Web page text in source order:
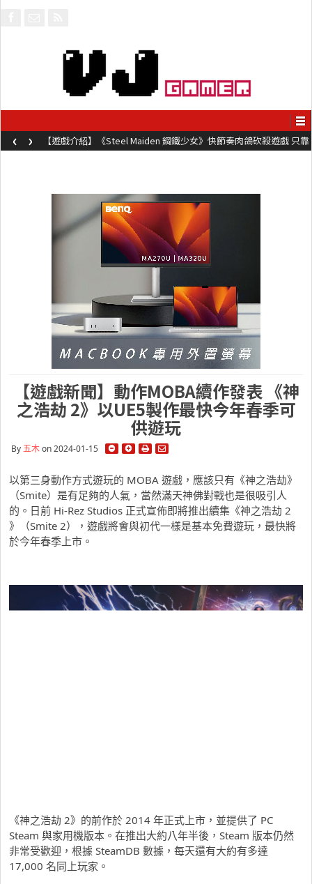
【遊戲介紹】《Steel Maiden 鋼鐵少女》快節奏肉鴿砍殺遊戲 只靠
兩鍵操作動作極致流暢試玩上架中
‹ ›
【遊戲新聞】動作MOBA續作發表 《神
之浩劫 2》以UE5製作最快今年春季可
供遊玩
By五木on 2024-01-15
以第三身動作方式遊玩的 MOBA 遊戲，應該只有《神之浩劫》
（Smite）是有足夠的人氣，當然滿天神佛對戰也是很吸引人
的。日前 Hi-Rez Studios 正式宣佈即將推出續集《神之浩劫 2
》（Smite 2），遊戲將會與初代一樣是基本免費遊玩，最快將
於今年春季上市。
《神之浩劫 2》的前作於 2014 年正式上市，並提供了 PC
Steam 與家用機版本。在推出大約八年半後，Steam 版本仍然
非常受歡迎，根據 SteamDB 數據，每天還有大約有多達
17,000 名同上玩家。